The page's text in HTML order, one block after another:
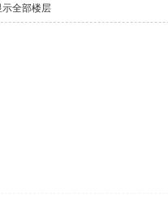
示全部楼层